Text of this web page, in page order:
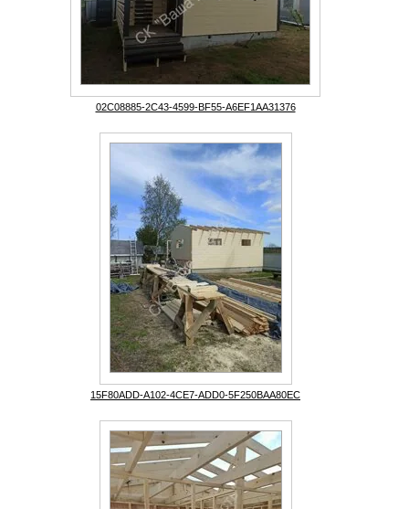
02C08885-2C43-4599-BF55-A6EF1AA31376
15F80ADD-A102-4CE7-ADD0-5F250BAA80EC